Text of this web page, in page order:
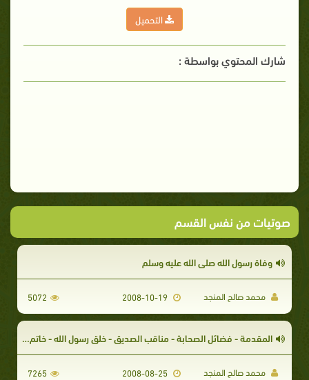
التحميل
شارك المحتوي بواسطة :
صوتيات من نفس القسم
وفاة رسول الله صلى الله عليه وسلم
محمد صالح المنجد 2008-10-19
5072
المقدمة - فضائل الصحابة - مناقب الصديق - خلق رسول الله - خاتم النبوة
محمد صالح المنجد 2008-08-25
7265